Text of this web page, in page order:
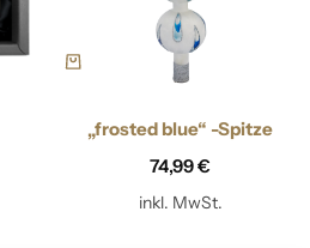
„frosted blue“ -Spitze
74,99€
inkl. MwSt.